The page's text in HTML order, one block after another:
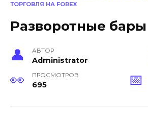
ТОРГОВЛЯ НА FOREX
Разворотные
АВТОР
Administrator
ПРОСМОТРОВ
695